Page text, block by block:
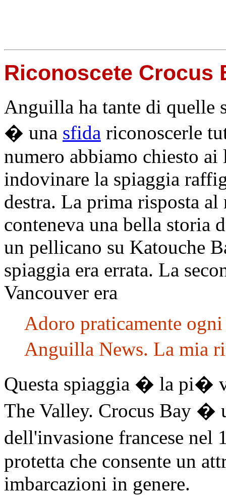
Riconoscete Crocus
Anguilla ha tante di quelle
� una sfida riconoscerle
numero abbiamo chiesto
indovinare la spiaggia
destra. La prima risposta
conteneva una bella storia
un pellicano su Katouche
spiaggia era errata. La
Vancouver era
Adoro praticamente
Anguilla News. La mia
Questa spiaggia � la pi�
The Valley. Crocus Bay �
dell'invasione francese nel
protetta che consente un
imbarcazioni in genere.